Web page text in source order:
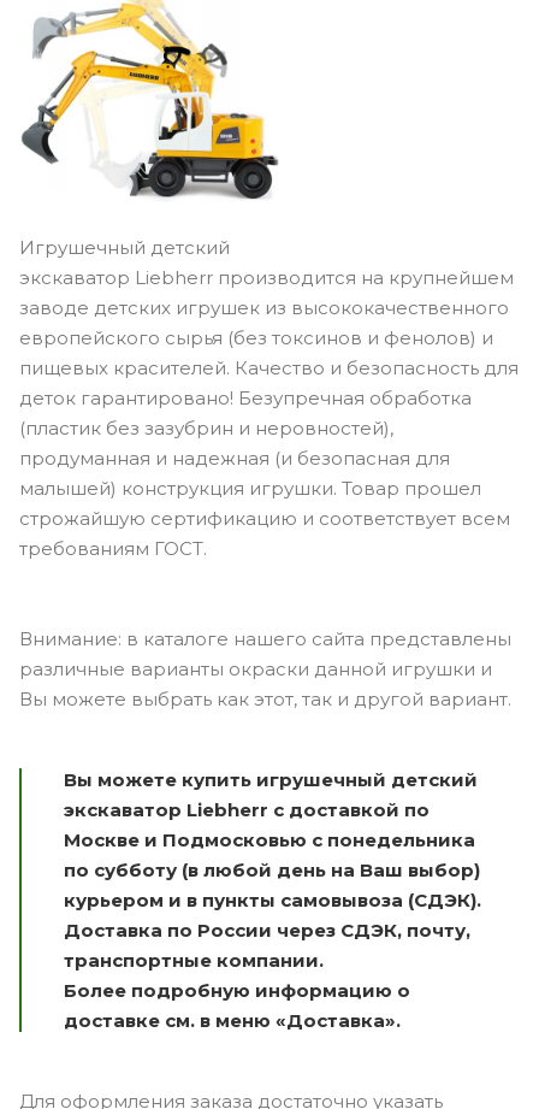
Игрушечный детский
экскаватор Liebherr производится на крупнейшем
заводе детских игрушек из высококачественного
европейского сырья (без токсинов и фенолов) и
пищевых красителей. Качество и безопасность для
деток гарантировано! Безупречная обработка
(пластик без зазубрин и неровностей),
продуманная и надежная (и безопасная для
малышей) конструкция игрушки. Товар прошел
строжайшую сертификацию и соответствует всем
требованиям ГОСТ.
Внимание: в каталоге нашего сайта представлены
различные варианты окраски данной игрушки и
Вы можете выбрать как этот, так и другой вариант.
Вы можете купить игрушечный детский
экскаватор Liebherr с доставкой по
Москве и Подмосковью с понедельника
по субботу (в любой день на Ваш выбор)
курьером и в пункты самовывоза (СДЭК).
Доставка по России через СДЭК, почту,
транспортные компании.
Более подробную информацию о
доставке см. в меню «Доставка».
Для оформления заказа достаточно указать